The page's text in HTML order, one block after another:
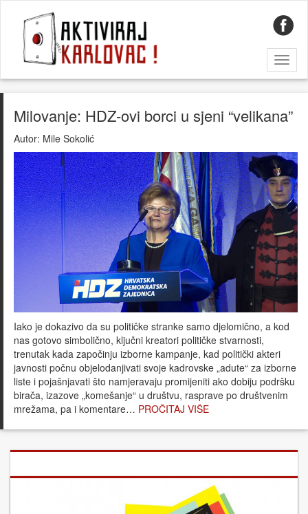
Milovanje: HDZ-ovi borci u sjeni “velikana”
Autor: Mile Sokolić
Iako je dokazivo da su političke stranke samo djelomično, a kod
nas gotovo simbolično, ključni kreatori političke stvarnosti,
trenutak kada započinju izborne kampanje, kad politički akteri
javnosti počnu objelodanjivati svoje kadrovske „adute“ za izborne
liste i pojašnjavati što namjeravaju promijeniti ako dobiju podršku
birača, izazove „komešanje“ u društvu, rasprave po društvenim
mrežama, pa i komentare… PROČITAJ VIŠE